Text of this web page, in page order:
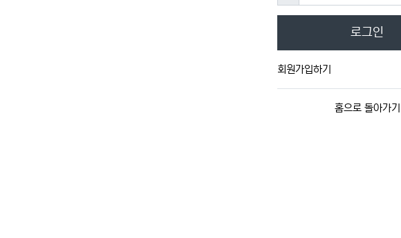
로그인
회원가입하기
홈으로 돌아가기